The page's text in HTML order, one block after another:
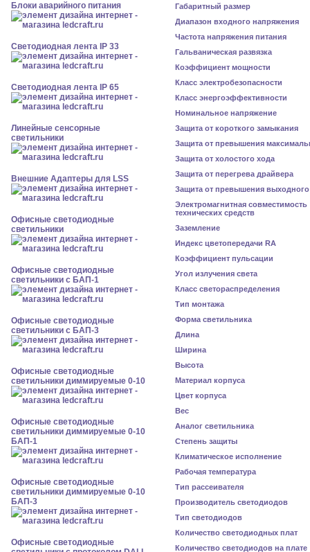
Блоки аварийного питания
Светодиодная лента IP 33
Светодиодная лента IP 65
Линейные сенсорные
светильники
Внешние Адаптеры для LSS
Офисные светодиодные
светильники
Офисные светодиодные
светильники с БАП-1
Офисные светодиодные
светильники с БАП-3
Офисные светодиодные
светильники диммируемые 0-10
Офисные светодиодные
светильники диммируемые 0-10
БАП-1
Офисные светодиодные
светильники диммируемые 0-10
БАП-3
Офисные светодиодные
Габаритный размер
Диапазон входного напряжения
Частота напряжения питания
Гальваническая развязка
Коэффициент мощности
Класс электробезопасности
Класс энергоэффективности
Номинальное напряжение
Защита от короткого замыкания
Защита от превышения
Защита от холостого хода
Защита от перегрева драйвера
Защита от превышения
Электромагнитная совместимость
технических средств
Заземление
Индекс цветопередачи RA
Коэффициент пульсации
Угол излучения света
Класс светораспределения
Тип монтажа
Форма светильника
Длина
Ширина
Высота
Материал корпуса
Цвет корпуса
Вес
Аналог светильника
Степень защиты
Климатическое исполнение
Рабочая температура
Тип рассеивателя
Производитель светодиодов
Тип светодиодов
Количество светодиодных плат
Количество светодиодов на плате